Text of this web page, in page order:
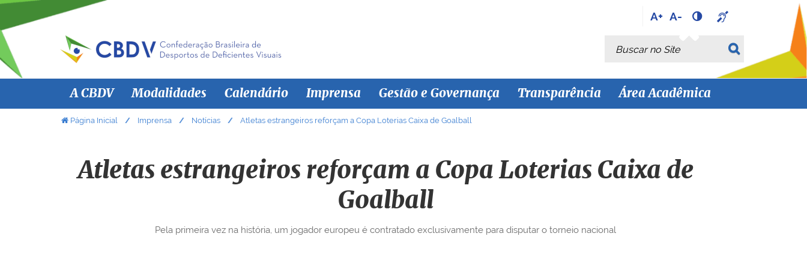
A+ A-
Busca
Busca Avançada…
A CBDV Modalidades Calendário Imprensa Gestão e Governança Transparência Área Acadêmica
V Página Inicial Imprensa Notícias Atletas estrangeiros reforçam a Copa Loterias Caixa de Goalball
Atletas estrangeiros reforçam a Copa Loterias Caixa de
Goalball
Pela primeira vez na história, um jogador europeu é contratado exclusivamente para disputar o torneio nacional